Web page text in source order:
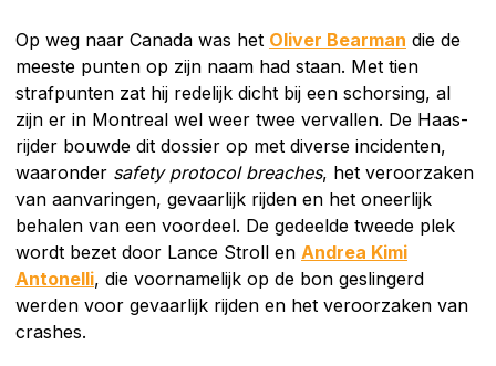
Op weg naar Canada was het Oliver Bearman die de
meeste punten op zijn naam had staan. Met tien
strafpunten zat hij redelijk dicht bij een schorsing, al
zijn er in Montreal wel weer twee vervallen. De Haas-
rijder bouwde dit dossier op met diverse incidenten,
waaronder safety protocol breaches, het veroorzaken
van aanvaringen, gevaarlijk rijden en het oneerlijk
behalen van een voordeel. De gedeelde tweede plek
wordt bezet door Lance Stroll en Andrea Kimi
Antonelli, die voornamelijk op de bon geslingerd
werden voor gevaarlijk rijden en het veroorzaken van
crashes.